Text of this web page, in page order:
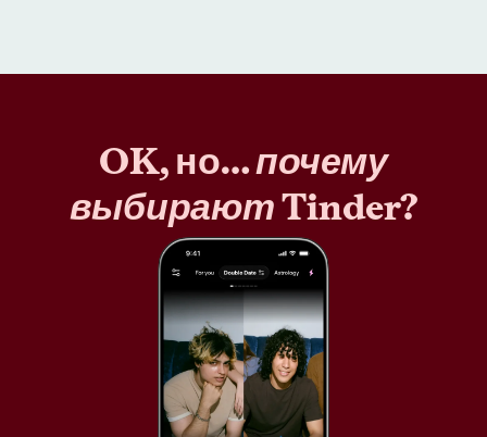
OK, но…почему
выбираютTinder?